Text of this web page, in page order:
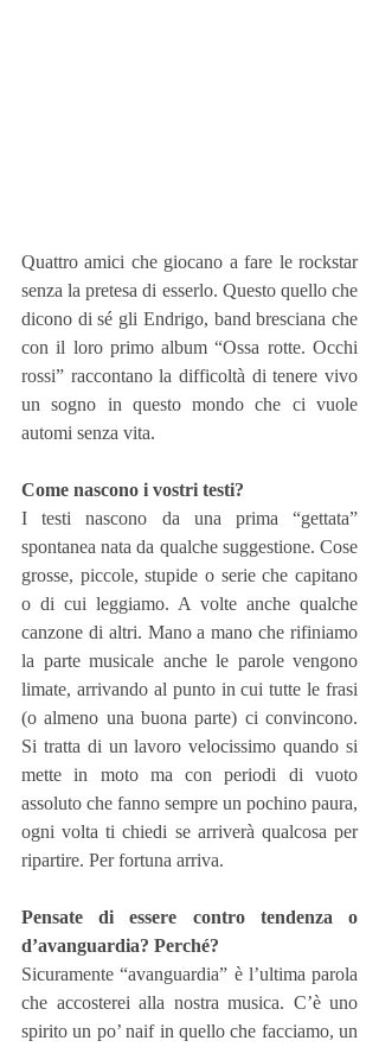
Quattro amici che giocano a fare le rockstar
senza la pretesa di esserlo. Questo quello che
dicono di sé gli Endrigo, band bresciana che
con il loro primo album “Ossa rotte. Occhi
rossi” raccontano la difficoltà di tenere vivo
un sogno in questo mondo che ci vuole
automi senza vita.
Come nascono i vostri testi?
I testi nascono da una prima “gettata”
spontanea nata da qualche suggestione. Cose
grosse, piccole, stupide o serie che capitano
o di cui leggiamo. A volte anche qualche
canzone di altri. Mano a mano che rifiniamo
la parte musicale anche le parole vengono
limate, arrivando al punto in cui tutte le frasi
(o almeno una buona parte) ci convincono.
Si tratta di un lavoro velocissimo quando si
mette in moto ma con periodi di vuoto
assoluto che fanno sempre un pochino paura,
ogni volta ti chiedi se arriverà qualcosa per
ripartire. Per fortuna arriva.
Pensate di essere contro tendenza o
d’avanguardia? Perché?
Sicuramente “avanguardia” è l’ultima parola
che accosterei alla nostra musica. C’è uno
spirito un po’ naif in quello che facciamo, un